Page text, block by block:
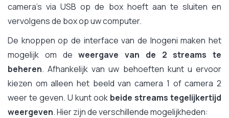
camera's via USB op de box hoeft aan te sluiten en
vervolgens de box op uw computer.
De knoppen op de interface van de Inogeni maken het
mogelijk om deweergave van de 2 streams te
beheren. Afhankelijk van uw behoeften kunt u ervoor
kiezen om alleen het beeld van camera 1 of camera 2
weer te geven. U kunt ook beide streams tegelijkertijd
weergeven. Hier zijn de verschillende mogelijkheden: